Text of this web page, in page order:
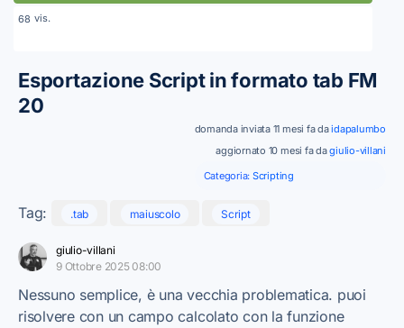
68 vis.
Esportazione Script in formato tab FM
20
domanda inviata 11 mesi fa daidapalumbo
aggiornato 10 mesi fa dagiulio-villani
Categoria: Scripting
Tag: .tab maiuscolo Script
giulio-villani
9 Ottobre 2025 08:00
Nessuno semplice, è una vecchia problematica. puoi
risolvere con un campo calcolato con la funzione